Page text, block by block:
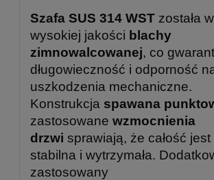
Szafa SUS 314 WST została
wysokiej jakości blachy
zimnowalcowanej, co
długowieczność i odporność
uszkodzenia mechaniczne.
Konstrukcja spawana
zastosowane wzmocnienia
drzwi sprawiają, że całość
stabilna i wytrzymała.
zastosowany